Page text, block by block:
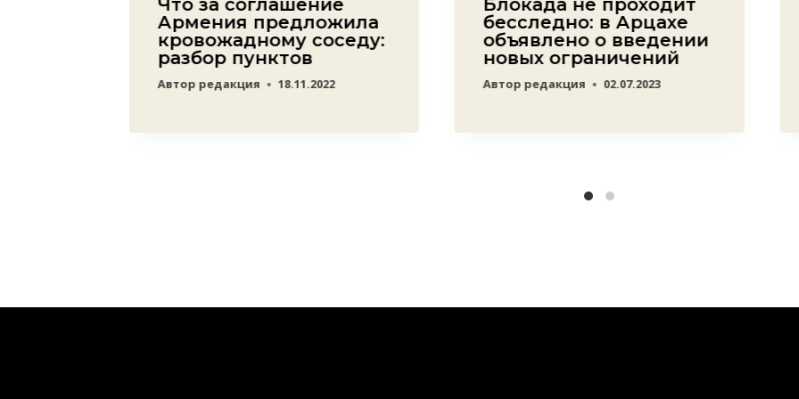
Что за соглашение
Армения предложила
кровожадному соседу:
разбор пунктов
Автор редакция 18.11.2022
Блокада не проходит
бесследно: в Арцахе
объявлено о введении
новых ограничений
Автор редакция 02.07.2023